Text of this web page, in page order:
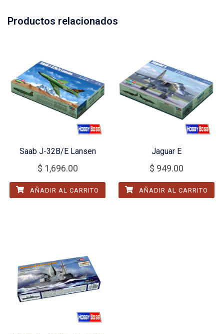
Productos relacionados
Saab J-32B/E Lansen
$ 1,696.00
AÑADIR AL CARRITO
Jaguar E
$ 949.00
AÑADIR AL CARRITO